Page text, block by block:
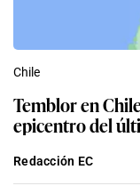
Chile
Temblor en
epicentro del
Redacción EC